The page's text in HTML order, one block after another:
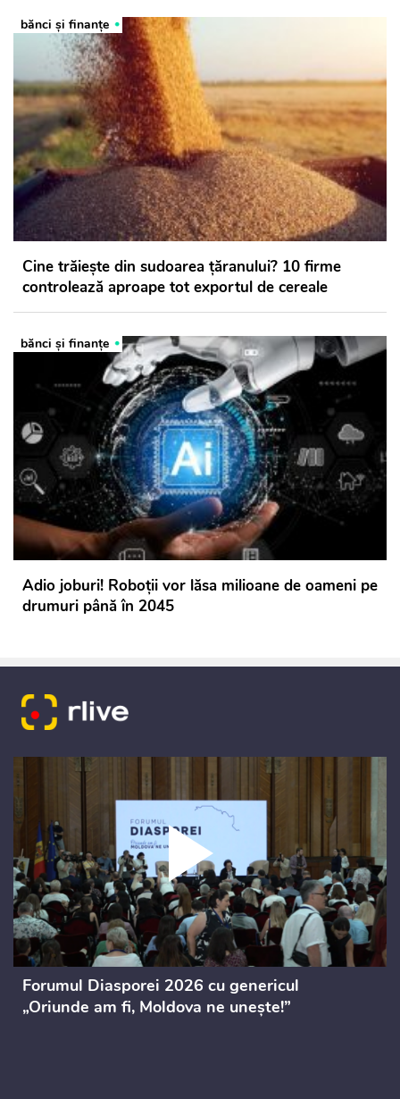
bănci şi finanţe
Cine trăiește din sudoarea țăranului? 10 firme
controlează aproape tot exportul de cereale
bănci şi finanţe
Adio joburi! Roboții vor lăsa milioane de oameni pe
drumuri până în 2045
Forumul Diasporei 2026 cu genericul
„Oriunde am fi, Moldova ne unește!”